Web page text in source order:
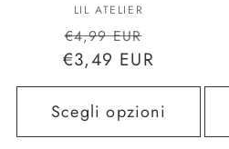
Fornitore:
LIL ATELIER
Prezzo
di
listino
€4,99 EUR
scontato
€3,49 EUR
Scegli opzioni